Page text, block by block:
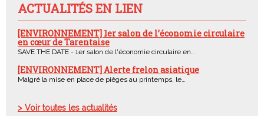
ACTUALITÉS EN LIEN
[ENVIRONNEMENT] 1er salon de l’économie circulaire
en cœur de Tarentaise
SAVE THE DATE - 1er salon de l'économie circulaire en…
[ENVIRONNEMENT] Alerte frelon asiatique
Malgré la mise en place de pièges au printemps, le…
> Voir toutes les actualités